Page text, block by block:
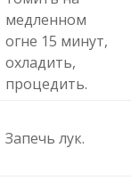
медленном
огне 15 минут,
охладить,
процедить.
Запечь лук.